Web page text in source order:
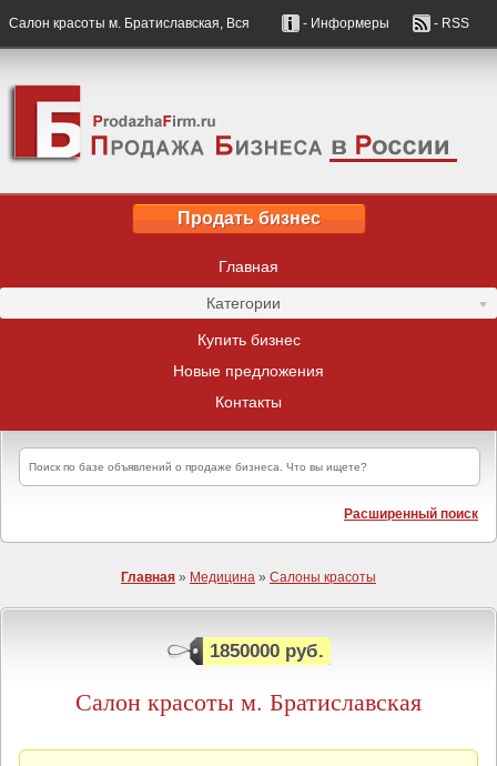
Салон красоты м. Братиславская, Вся - Информеры - RSS
Продать бизнес
Главная
Категории
Купить бизнес
Новые предложения
Контакты
Расширенный поиск
Главная » Медицина » Салоны красоты
1850000 руб.
Салон красоты м. Братиславская